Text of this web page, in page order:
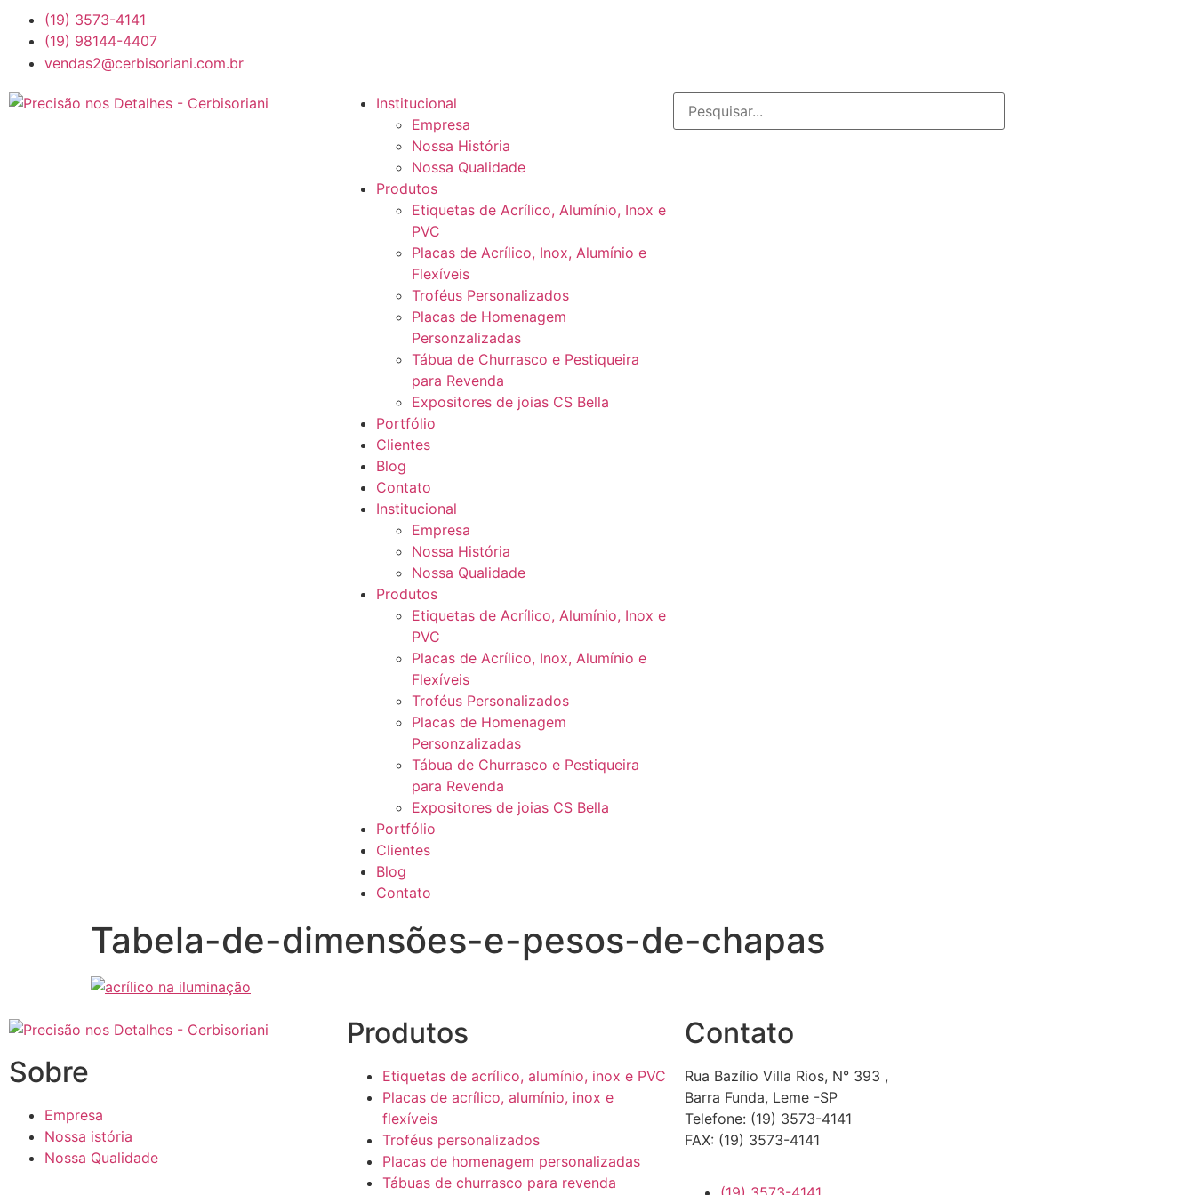
(19) 3573-4141
(19) 98144-4407
vendas2@cerbisoriani.com.br
Institucional
Empresa
Nossa História
Nossa Qualidade
Produtos
Etiquetas de Acrílico, Alumínio, Inox e
PVC
Placas de Acrílico, Inox, Alumínio e
Flexíveis
Troféus Personalizados
Placas de Homenagem
Personzalizadas
Tábua de Churrasco e Pestiqueira
para Revenda
Expositores de joias CS Bella
Portfólio
Clientes
Blog
Contato
Institucional
Empresa
Nossa História
Nossa Qualidade
Produtos
Etiquetas de Acrílico, Alumínio, Inox e
PVC
Placas de Acrílico, Inox, Alumínio e
Flexíveis
Troféus Personalizados
Placas de Homenagem
Personzalizadas
Tábua de Churrasco e Pestiqueira
para Revenda
Expositores de joias CS Bella
Portfólio
Clientes
Blog
Contato
Tabela-de-dimensões-e-pesos-de-chapas
Sobre
Empresa
Nossa istória
Nossa Qualidade
Produtos
Etiquetas de acrílico, alumínio, inox e PVC
Placas de acrílico, alumínio, inox e
flexíveis
Troféus personalizados
Placas de homenagem personalizadas
Tábuas de churrasco para revenda
Contato
Rua Bazílio Villa Rios, N° 393 ,
Barra Funda, Leme -SP
Telefone: (19) 3573-4141
FAX: (19) 3573-4141